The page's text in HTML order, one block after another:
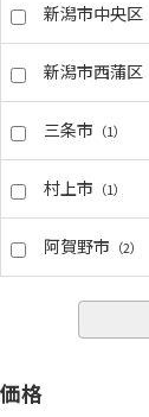
新潟市中央区
新潟市西蒲区
三条市 （1）
村上市 （1）
阿賀野市 （2）
価格